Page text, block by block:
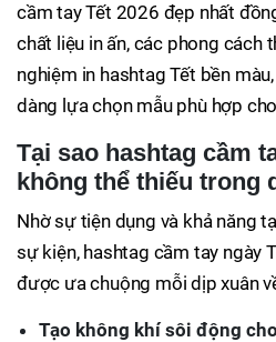
cầm tay Tết 2026 đẹp nhất
chất liệu in ấn, các phong cách
nghiệm in hashtag Tết bền
dàng lựa chọn mẫu phù hợp
Tại sao hashtag cầm
không thể thiếu trong
Nhờ sự tiện dụng và khả năng
sự kiện, hashtag cầm tay ngày
được ưa chuộng mỗi dịp xuân
Tạo không khí sôi động